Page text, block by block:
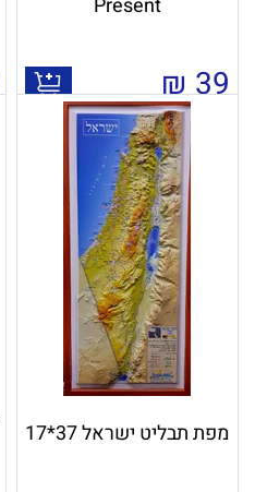
Present
39
₪
מפת תבליט ישראל 37*17